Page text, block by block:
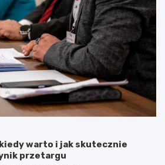
kiedy warto i jak skutecznie
przetargu